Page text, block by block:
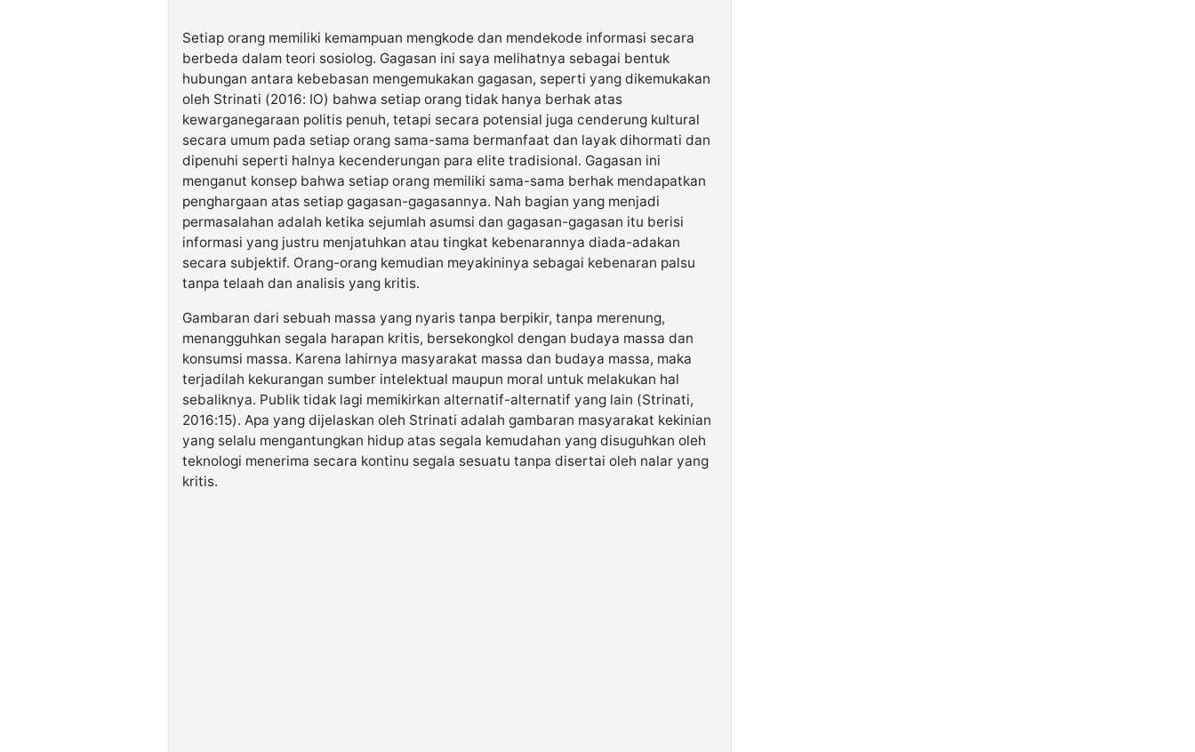
Setiap orang memiliki kemampuan mengkode dan mendekode informasi secara
berbeda dalam teori sosiolog. Gagasan ini saya melihatnya sebagai bentuk
hubungan antara kebebasan mengemukakan gagasan, seperti yang dikemukakan
oleh Strinati (2016: IO) bahwa setiap orang tidak hanya berhak atas
kewarganegaraan politis penuh, tetapi secara potensial juga cenderung kultural
secara umum pada setiap orang sama-sama bermanfaat dan layak dihormati dan
dipenuhi seperti halnya kecenderungan para elite tradisional. Gagasan ini
menganut konsep bahwa setiap orang memiliki sama-sama berhak mendapatkan
penghargaan atas setiap gagasan-gagasannya. Nah bagian yang menjadi
permasalahan adalah ketika sejumlah asumsi dan gagasan-gagasan itu berisi
informasi yang justru menjatuhkan atau tingkat kebenarannya diada-adakan
secara subjektif. Orang-orang kemudian meyakininya sebagai kebenaran palsu
tanpa telaah dan analisis yang kritis.
Gambaran dari sebuah massa yang nyaris tanpa berpikir, tanpa merenung,
menangguhkan segala harapan kritis, bersekongkol dengan budaya massa dan
konsumsi massa. Karena lahirnya masyarakat massa dan budaya massa, maka
terjadilah kekurangan sumber intelektual maupun moral untuk melakukan hal
sebaliknya. Publik tidak lagi memikirkan alternatif-alternatif yang lain (Strinati,
2016:15). Apa yang dijelaskan oleh Strinati adalah gambaran masyarakat kekinian
yang selalu mengantungkan hidup atas segala kemudahan yang disuguhkan oleh
teknologi menerima secara kontinu segala sesuatu tanpa disertai oleh nalar yang
kritis.